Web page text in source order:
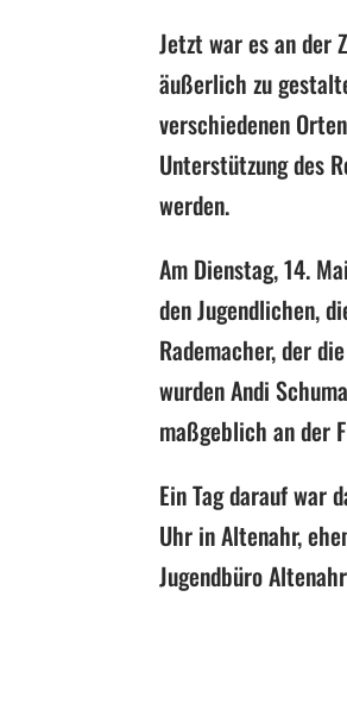
Jetzt war es an der
äußerlich zu
verschiedenen Orten
Unterstützung des
werden.
Am Dienstag, 14. Mai
den Jugendlichen,
Rademacher,der
wurdenAndi
maßgeblich an der
Ein Tag darauf
Uhr inAltenahr,
JugendbüroAltenahr